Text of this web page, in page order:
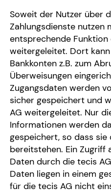
Soweit der Nutzer über
Zahlungsdienste nutzen
entsprechende
weitergeleitet. Dort
Bankkonten z.B. zum
Überweisungen
Zugangsdaten werden
sicher gespeichert und
AG weitergeleitet. Nur
Informationen werden
gespeichert, so dass sie
bereitstehen. Ein
Daten durch die tecis
Daten liegen in einem
für die tecis AG nicht